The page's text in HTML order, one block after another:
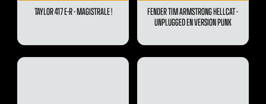
TAYLOR 417 E-R - MAGISTRALE ! FENDER TIM ARMSTRONG HELLCAT -
UNPLUGGED EN VERSION PUNK